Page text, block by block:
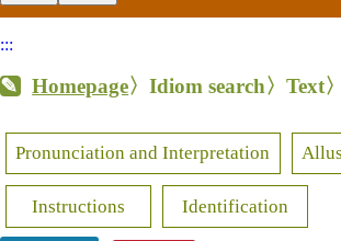
:::
Homepage〉Idiom search〉Text〉
Pronunciation and Interpretation
Instructions Identification